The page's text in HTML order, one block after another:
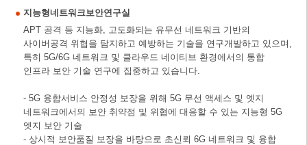
지능형네트워크보안연구실
APT 공격 등 지능화, 고도화되는 유무선 네트워크 기반의
사이버공격 위협을 탐지하고 예방하는 기술을 연구개발하고 있으며,
특히 5G/6G 네트워크 및 클라우드 네이티브 환경에서의 통합
인프라 보안 기술 연구에 집중하고 있습니다.
- 5G 융합서비스 안정성 보장을 위해 5G 무선 액세스 및 엣지
네트워크에서의 보안 취약점 및 위협에 대응할 수 있는 지능형 5G
엣지 보안 기술
- 상시적 보안품질 보장을 바탕으로 초신뢰 6G 네트워크 및 융합